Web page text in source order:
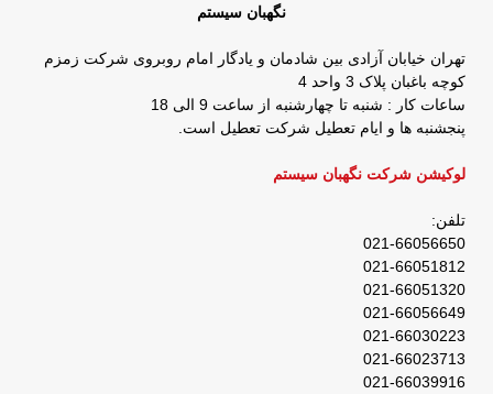
نگهبان سیستم
تهران خیابان آزادی بین شادمان و یادگار امام روبروی شرکت زمزم
کوچه باغبان پلاک 3 واحد 4
ساعات کار : شنبه تا چهارشنبه از ساعت 9 الی 18
پنجشنبه ها و ایام تعطیل شرکت تعطیل است.
لوکیشن شرکت نگهبان سیستم
تلفن:
021-66056650
021-66051812
021-66051320
021-66056649
021-66030223
021-66023713
021-66039916